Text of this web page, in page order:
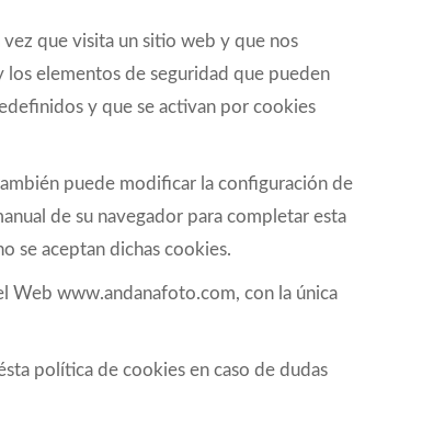
que visita un sitio web y que nos
los elementos de seguridad que pueden
y que se activan por cookies
puede modificar la configuración de
de su navegador para completar esta
se aceptan dichas cookies.
Web www.andanafoto.com, con la única
política de cookies en caso de dudas